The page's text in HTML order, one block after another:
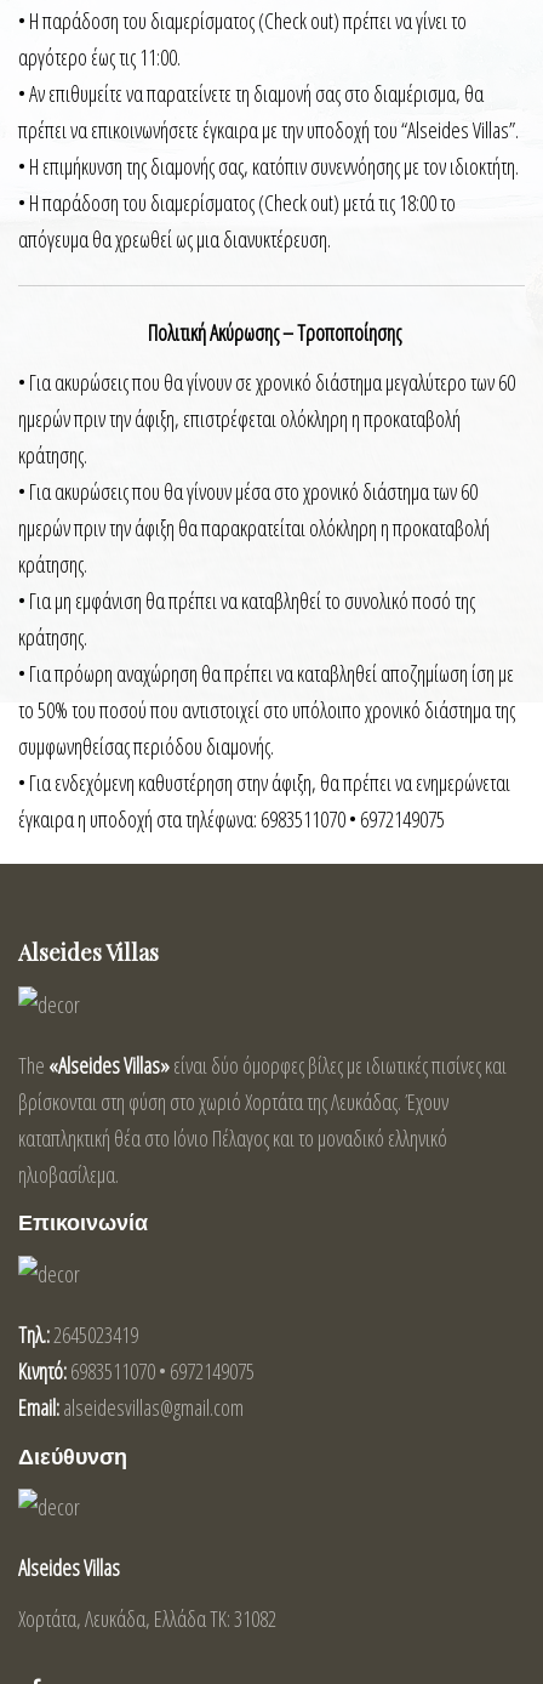
• Η παράδοση του διαμερίσματος (Check out) πρέπει να γίνει το
αργότερο έως τις 11:00.
• Αν επιθυμείτε να παρατείνετε τη διαμονή σας στο διαμέρισμα, θα
πρέπει να επικοινωνήσετε έγκαιρα με την υποδοχή του “Alseides Villas”.
• Η επιμήκυνση της διαμονής σας, κατόπιν συνεννόησης με τον ιδιοκτήτη.
• H παράδοση του διαμερίσματος (Check out) μετά τις 18:00 το
απόγευμα θα χρεωθεί ως μια διανυκτέρευση.
Πολιτική Ακύρωσης – Τροποποίησης
• Για ακυρώσεις που θα γίνουν σε χρονικό διάστημα μεγαλύτερο των 60
ημερών πριν την άφιξη, επιστρέφεται ολόκληρη η προκαταβολή
κράτησης.
• Για ακυρώσεις που θα γίνουν μέσα στο χρονικό διάστημα των 60
ημερών πριν την άφιξη θα παρακρατείται ολόκληρη η προκαταβολή
κράτησης.
• Για μη εμφάνιση θα πρέπει να καταβληθεί το συνολικό ποσό της
κράτησης.
• Για πρόωρη αναχώρηση θα πρέπει να καταβληθεί αποζημίωση ίση με
το 50% του ποσού που αντιστοιχεί στο υπόλοιπο χρονικό διάστημα της
συμφωνηθείσας περιόδου διαμονής.
• Για ενδεχόμενη καθυστέρηση στην άφιξη, θα πρέπει να ενημερώνεται
έγκαιρα η υποδοχή στα τηλέφωνα: 6983511070 • 6972149075
Alseides Villas
The «Alseides Villas»είναι δύο όμορφες βίλες με ιδιωτικές πισίνες και
βρίσκονται στη φύση στο χωριό Χορτάτα της Λευκάδας. Έχουν
καταπληκτική θέα στο Ιόνιο Πέλαγος και το μοναδικό ελληνικό
ηλιοβασίλεμα.
Επικοινωνία
Τηλ.:2645023419
Κινητό:6983511070 • 6972149075
Email:alseidesvillas@gmail.com
Διεύθυνση
Alseides Villas
Χορτάτα, Λευκάδα, Ελλάδα ΤΚ: 31082